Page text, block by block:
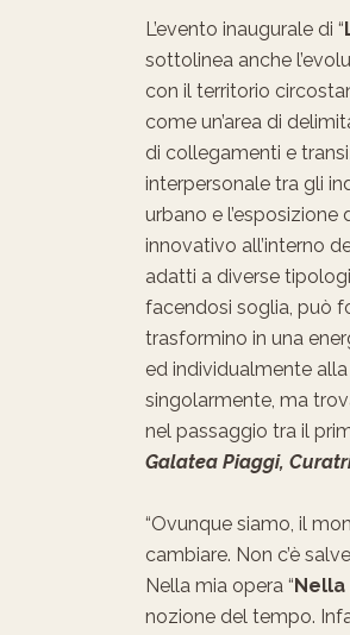
L’evento inaugurale di “
sottolinea anche
con il territorio
come un’area di
di collegamenti e
interpersonale tra gli
urbano e l’esposizione
innovativo all’interno
adatti a diverse
facendosi soglia, può
trasformino in una
ed individualmente
singolarmente, ma
nel passaggio tra il
Galatea Piaggi,
“Ovunque siamo, il
cambiare. Non c’è
Nella mia opera “
nozione del tempo.